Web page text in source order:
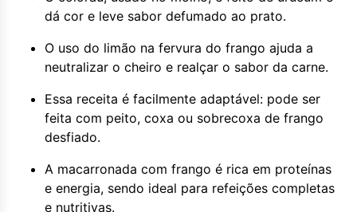
dá cor e leve sabor defumado ao prato.
O uso do limão na fervura do frango ajuda a
neutralizar o cheiro e realçar o sabor da carne.
Essa receita é facilmente adaptável: pode ser
feita com peito, coxa ou sobrecoxa de frango
desfiado.
A macarronada com frango é rica em proteínas
e energia, sendo ideal para refeições completas
e nutritivas.